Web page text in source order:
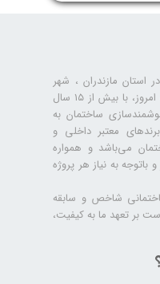
سال ۱۳۸۸ در استان مازندران ، شهر
ساری فعالیت خود را آغاز کرده است و امروز، با بیش از ۱۵ سال
ساختمان به
معتبر داخلی و
می‌باشد و همواره
باتوجه به نیاز هر پروژه
شاخص و سابقه
بر تعهد ما به کیفیت،